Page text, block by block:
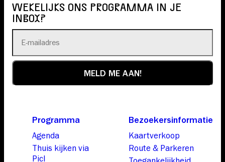
WEKELIJKS ONS PROGRAMMA IN JE
INBOX?
Programma
Agenda
Thuis kijken via
Picl
Bezoekersinformatie
Kaartverkoop
Route & Parkeren